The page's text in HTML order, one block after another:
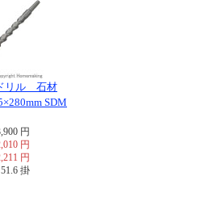
リル 石材
SDM
円
円
円
51.6 掛